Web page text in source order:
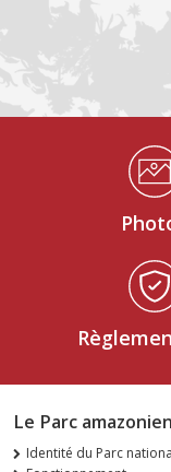
Médiathèque Footer
Le Parc
Identité du Parc